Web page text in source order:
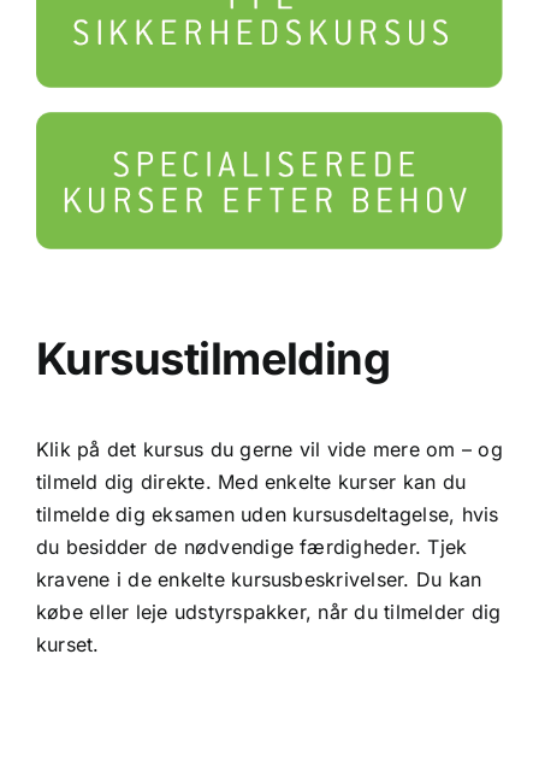
Kursustilmelding
Klik på det kursus du gerne vil vide mere om – og
tilmeld dig direkte. Med enkelte kurser kan du
tilmelde dig eksamen uden kursusdeltagelse, hvis
du besidder de nødvendige færdigheder. Tjek
kravene i de enkelte kursusbeskrivelser. Du kan
købe eller leje udstyrspakker, når du tilmelder dig
kurset.